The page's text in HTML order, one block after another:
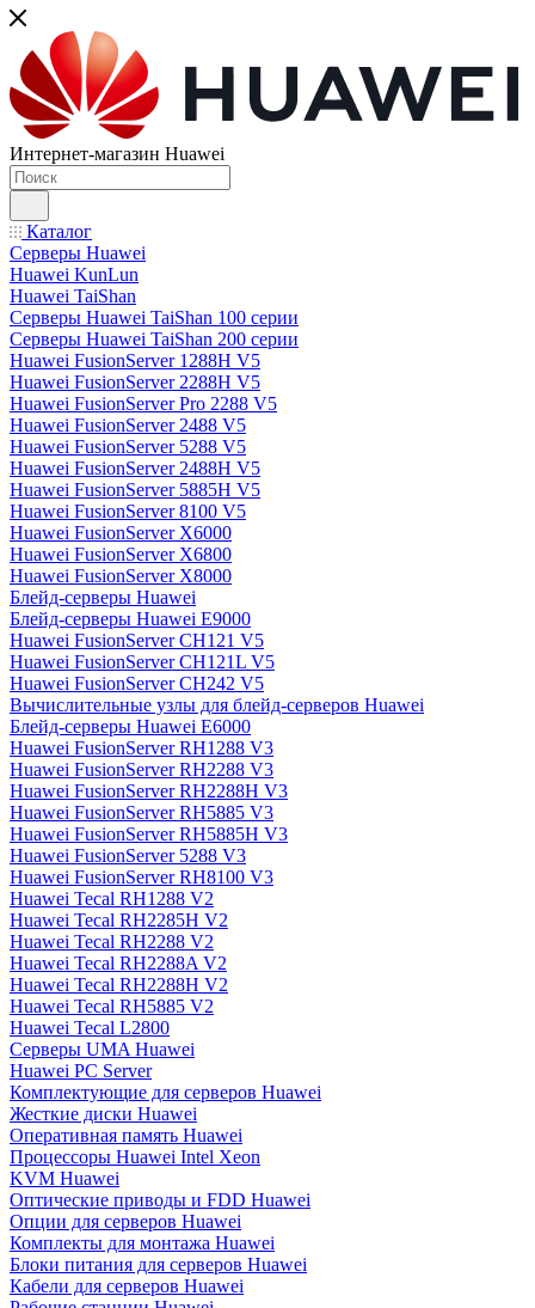
Интернет-магазин Huawei
Каталог
Серверы Huawei
Huawei KunLun
Huawei TaiShan
Серверы Huawei TaiShan 100 серии
Серверы Huawei TaiShan 200 серии
Huawei FusionServer 1288H V5
Huawei FusionServer 2288H V5
Huawei FusionServer Pro 2288 V5
Huawei FusionServer 2488 V5
Huawei FusionServer 5288 V5
Huawei FusionServer 2488H V5
Huawei FusionServer 5885H V5
Huawei FusionServer 8100 V5
Huawei FusionServer X6000
Huawei FusionServer X6800
Huawei FusionServer X8000
Блейд-серверы Huawei
Блейд-серверы Huawei E9000
Huawei FusionServer CH121 V5
Huawei FusionServer CH121L V5
Huawei FusionServer CH242 V5
Вычислительные узлы для блейд-серверов Huawei
Блейд-серверы Huawei E6000
Huawei FusionServer RH1288 V3
Huawei FusionServer RH2288 V3
Huawei FusionServer RH2288H V3
Huawei FusionServer RH5885 V3
Huawei FusionServer RH5885H V3
Huawei FusionServer 5288 V3
Huawei FusionServer RH8100 V3
Huawei Tecal RH1288 V2
Huawei Tecal RH2285H V2
Huawei Tecal RH2288 V2
Huawei Tecal RH2288A V2
Huawei Tecal RH2288H V2
Huawei Tecal RH5885 V2
Huawei Tecal L2800
Серверы UMA Huawei
Huawei PC Server
Комплектующие для серверов Huawei
Жесткие диски Huawei
Оперативная память Huawei
Процессоры Huawei Intel Xeon
KVM Huawei
Оптические приводы и FDD Huawei
Опции для серверов Huawei
Комплекты для монтажа Huawei
Блоки питания для серверов Huawei
Кабели для серверов Huawei